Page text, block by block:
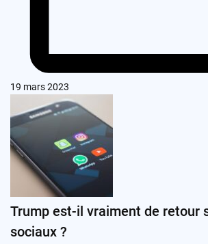
19 mars 2023
Trump est-il vraiment de retour
sociaux ?